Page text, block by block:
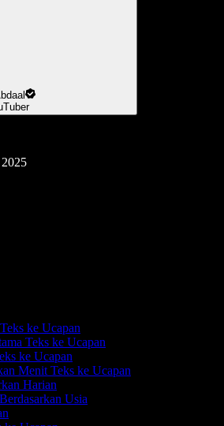
ke Ucapan
Teks ke Ucapan
ke Ucapan
Menit Teks ke Ucapan
Harian
Usia